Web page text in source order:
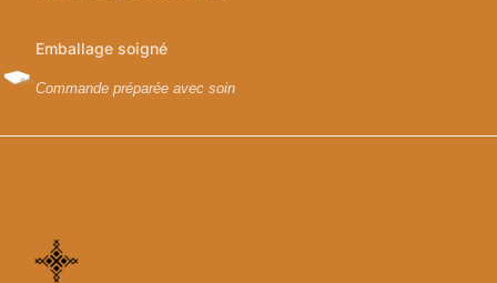
Emballage soigné
Commande préparée avec soin